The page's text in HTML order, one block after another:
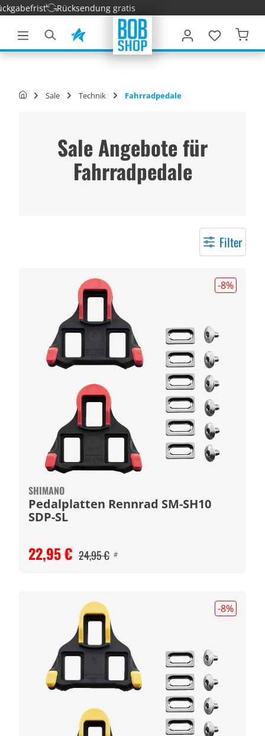
springen
Rücksendung gratis
Sale Technik Fahrradpedale
Sale Angebote für
Fahrradpedale
Filter
-8%
SHIMANO
Pedalplatten Rennrad SM-SH10
SDP-SL
22,95 € 24,95 € #
-8%